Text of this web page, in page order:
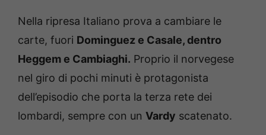
Nella ripresa Italiano prova a cambiare le
carte, fuori Dominguez e Casale, dentro
Heggem e Cambiaghi. Proprio il norvegese
nel giro di pochi minuti è protagonista
dell’episodio che porta la terza rete dei
lombardi, sempre con un Vardy scatenato.